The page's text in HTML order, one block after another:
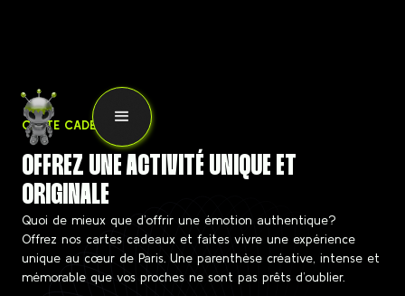
CARTE CADEAU
OFFREZ UNE ACTIVITÉ UNIQUE ET
ORIGINALE
Quoi de mieux que d’offrir une émotion authentique?
Offrez nos cartes cadeaux et faites vivre une expérience
unique au cœur de Paris. Une parenthèse créative, intense et
mémorable que vos proches ne sont pas prêts d’oublier.